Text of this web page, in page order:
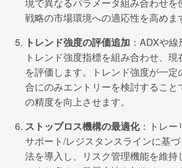
戦略の市場環境への適応性を高めま
トレンド強度の評価追加 ：ADXや
トレンド強度指標を組み合わせ、
を評価します。トレンド強度が一
合にのみエントリーを検討すること
の精度を向上させます。
ストップロス機構の最適化：トレー
サポート/レジスタンスラインに基
法を導入し、リスク管理機能を維持